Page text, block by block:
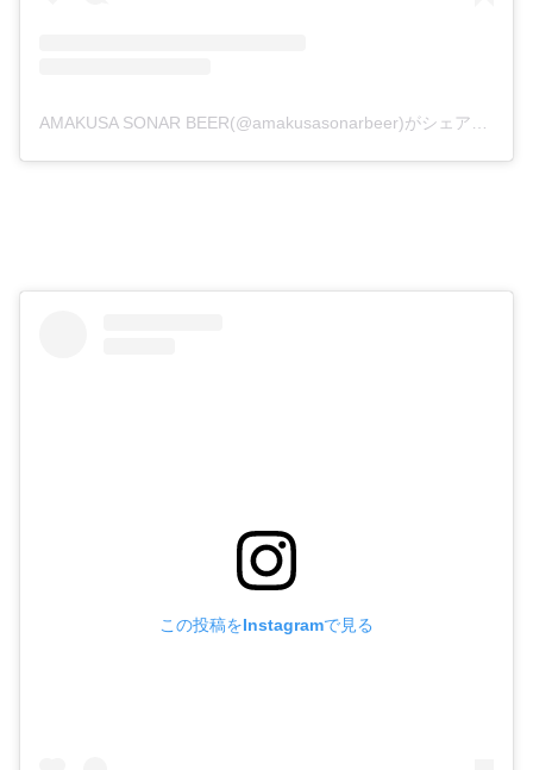
この投稿をInstagramで見る